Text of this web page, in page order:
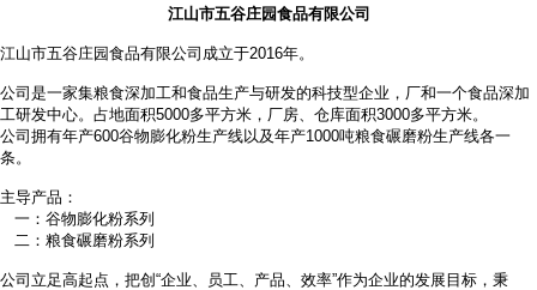
江山市五谷庄园食品有限公司
江山市五谷庄园食品有限公司成立于2016年。
公司是一家集粮食深加工和食品生产与研发的科技型企业，厂和一个食品深加
工研发中心。占地面积5000多平方米，厂房、仓库面积3000多平方米。
公司拥有年产600谷物膨化粉生产线以及年产1000吨粮食碾磨粉生产线各一
条。
主导产品：
一：谷物膨化粉系列
二：粮食碾磨粉系列
公司立足高起点，把创 “企业、员工、产品、效率”作为企业的发展目标，秉